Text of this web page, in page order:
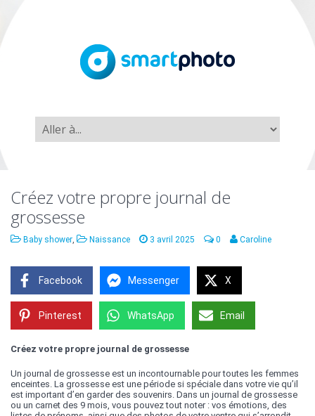
Créez votre propre journal de
grossesse
Baby shower, Naissance 3 avril 2025 0 Caroline
Facebook Messenger X
Pinterest WhatsApp Email
Créez votre propre journal de grossesse
Un journal de grossesse est un incontournable pour toutes les femmes
enceintes. La grossesse est une période si spéciale dans votre vie qu’il
est important d’en garder des souvenirs. Dans un journal de grossesse
ou un carnet des 9 mois, vous pouvez tout noter : vos émotions, des